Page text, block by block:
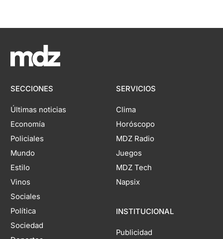
SECCIONES
Últimas noticias
Economía
Policiales
Mundo
Estilo
Vinos
Sociales
Política
Sociedad
SERVICIOS
Clima
Horóscopo
MDZ Radio
Juegos
MDZ Tech
Napsix
INSTITUCIONAL
Publicidad